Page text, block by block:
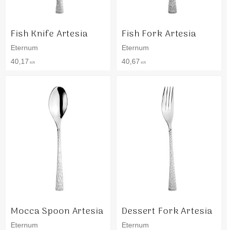
Fish Knife Artesia
Eternum
40,17 KR
Fish Fork Artesia
Eternum
40,67 KR
Mocca Spoon Artesia
Eternum
Dessert Fork Artesia
Eternum